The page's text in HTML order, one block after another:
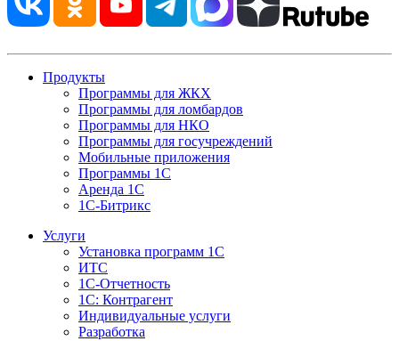
Продукты
Программы для ЖКХ
Программы для ломбардов
Программы для НКО
Программы для госучреждений
Мобильные приложения
Программы 1С
Аренда 1С
1С-Битрикс
Услуги
Установка программ 1С
ИТС
1С-Отчетность
1С: Контрагент
Индивидуальные услуги
Разработка